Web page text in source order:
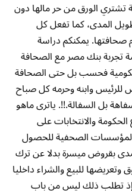
الورق من حر مالها دون
المدى، كما تفعل كل
صحافتها. يمكنكم دراسة
تجربة بنك مصر مع الصحافة
فحسب بل حتى الصحافة
للرئيس وابنه وحرمه كل صباح
بل السفالة.!!. ياترى ماهو
والانتخابات على
الصحفية للحصول
بقروض ميسرة بدلا عن ترك
للبيع والشراء داخليا
إذ تطلب ذلك ليس من باب